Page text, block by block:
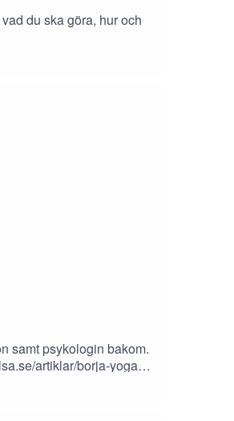
du ska göra, hur och
samt psykologin bakom.
artiklar/borja-yoga-